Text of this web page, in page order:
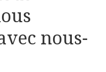
nous-